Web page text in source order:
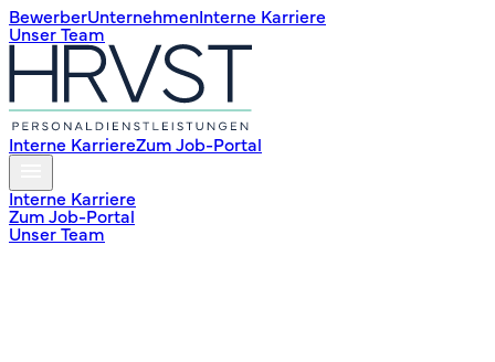
BewerberUnternehmen Interne Karriere
Unser Team
Interne KarriereZum Job-Portal
Interne Karriere
Zum Job-Portal
Unser Team